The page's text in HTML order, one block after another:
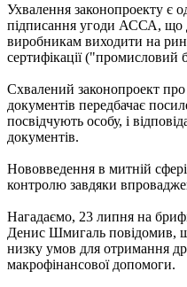
Ухвалення законопроекту є
підписання угоди АССА, що
виробникам виходити на
сертифікації ("промисловий
Схвалений законопроект про
документів передбачає
посвідчують особу, і
документів.
Нововведення в митній
контролю завдяки
Нагадаємо, 23 липня на
Денис Шмигаль повідомив,
низку умов для отримання
макрофінансової допомоги.